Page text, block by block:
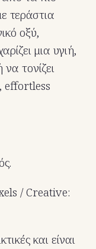
τεράστια
οξύ,
μια υγιή,
τονίζει
effortless
/ Creative:
και είναι